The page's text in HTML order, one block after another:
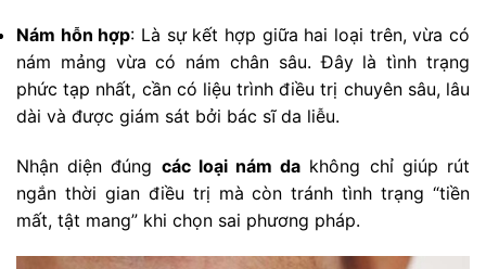
Nám hỗn hợp: Là sự kết hợp giữa hai loại trên, vừa có
nám mảng vừa có nám chân sâu. Đây là tình trạng
phức tạp nhất, cần có liệu trình điều trị chuyên sâu, lâu
dài và được giám sát bởi bác sĩ da liễu.
Nhận diện đúng các loại nám da không chỉ giúp rút
ngắn thời gian điều trị mà còn tránh tình trạng “tiền
mất, tật mang” khi chọn sai phương pháp.